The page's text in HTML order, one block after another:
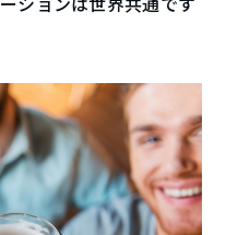
ションは世界共通です